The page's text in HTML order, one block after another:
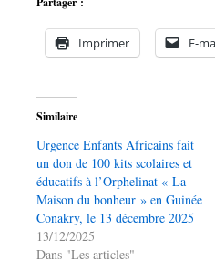
Imprimer E-
Similaire
Urgence Enfants Africains fait
un don de 100 kits scolaires et
éducatifs à l’Orphelinat « La
Maison du bonheur » en Guinée
Conakry, le 13 décembre 2025
13/12/2025
Dans "Les articles"